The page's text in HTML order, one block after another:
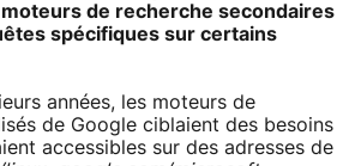
de recherche secondaires
spécifiques sur certains
années, les moteurs de
de Google ciblaient des besoins
accessibles sur des adresses de